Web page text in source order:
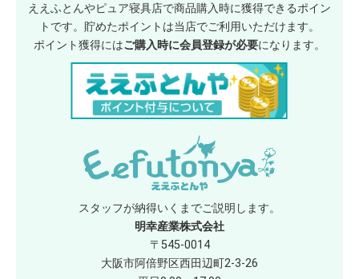
ええふとんやピュア寝具店で商品購入時に獲得できるポイン
トです。貯めたポイントは当店でご利用いただけます。
ポイント獲得にはご購入時に会員登録が必要になります。
スタッフが納得いくまでご説明します。
明幸産業株式会社
〒545-0014
大阪市阿倍野区西田辺町2-3-26